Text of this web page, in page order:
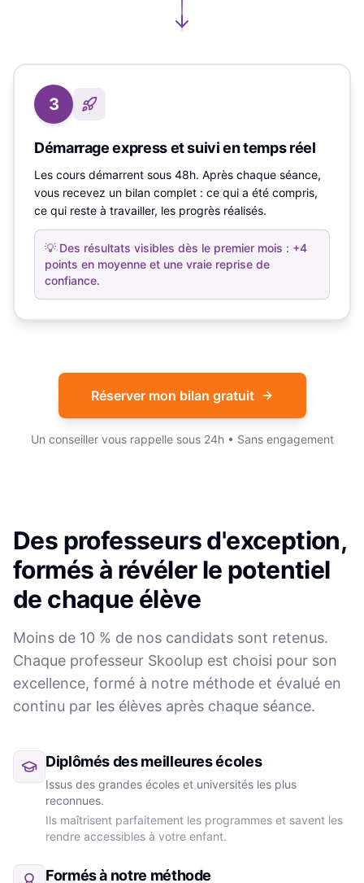
3
Démarrage express et suivi en temps réel
Les cours démarrent sous 48h. Après chaque séance,
vous recevez un bilan complet : ce qui a été compris,
ce qui reste à travailler, les progrès réalisés.
💡 Des résultats visibles dès le premier mois : +4
points en moyenne et une vraie reprise de
confiance.
Réserver mon bilan gratuit
Un conseiller vous rappelle sous 24h • Sans engagement
Des professeurs d'exception,
formés à révéler le potentiel
de chaque élève
Moins de 10 % de nos candidats sont retenus.
Chaque professeur Skoolup est choisi pour son
excellence, formé à notre méthode et évalué en
continu par les élèves après chaque séance.
Diplômés des meilleures écoles
Issus des grandes écoles et universités les plus
reconnues.
Ils maîtrisent parfaitement les programmes et savent les
rendre accessibles à votre enfant.
Formés à notre méthode